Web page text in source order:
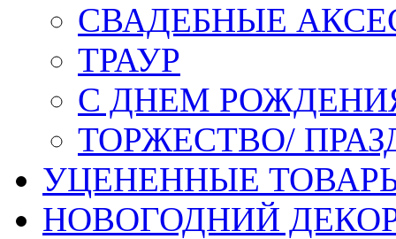
СВАДЕБНЫЕ
ТРАУР
С ДНЕМ
ТОРЖЕСТВО/
УЦЕНЕННЫЕ
НОВОГОДНИЙ